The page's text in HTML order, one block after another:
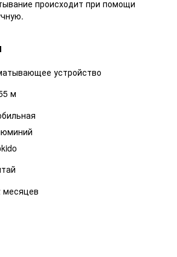
происходит при помощи
устройство
м
месяцев